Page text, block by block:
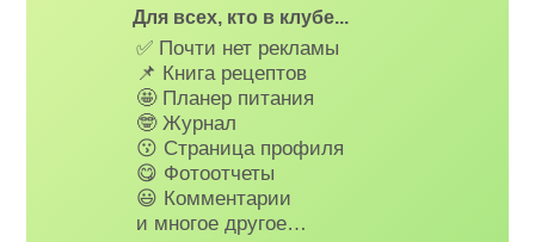
Для всех, кто в клубе...
✅ Почти нет рекламы
📌 Книга рецептов
🤩 Планер питания
🤓 Журнал
😗 Страница профиля
😋 Фотоотчеты
😃 Комментарии
и многое другое…